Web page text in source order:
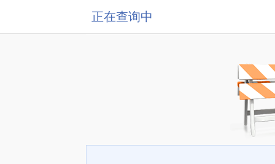
正在查询中